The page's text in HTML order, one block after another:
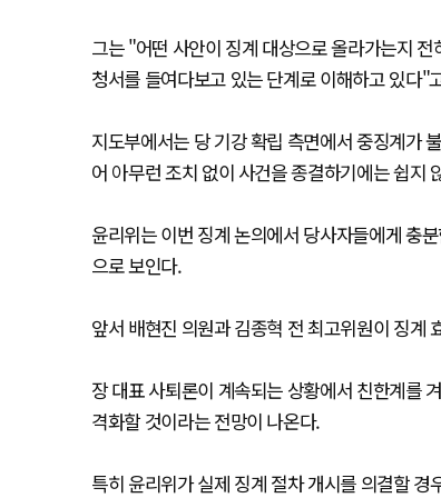
그는 "어떤 사안이 징계 대상으로 올라가는지
청서를 들여다보고 있는 단계로 이해하고 있다"
지도부에서는 당 기강 확립 측면에서 중징계가
어 아무런 조치 없이 사건을 종결하기에는 쉽지
윤리위는 이번 징계 논의에서 당사자들에게 충
으로 보인다.
앞서 배현진 의원과 김종혁 전 최고위원이 징계
장 대표 사퇴론이 계속되는 상황에서 친한계를
격화할 것이라는 전망이 나온다.
특히 윤리위가 실제 징계 절차 개시를 의결할